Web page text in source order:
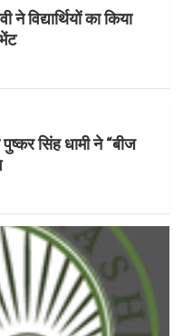
विद्यार्थियों का किया
सिंह धामी ने “बीज